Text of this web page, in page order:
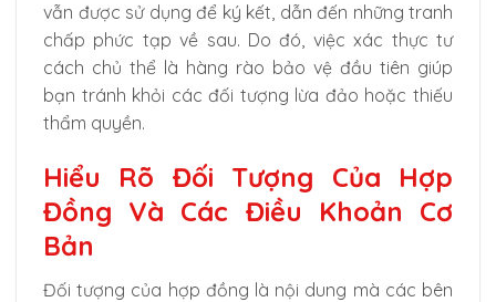
vẫn được sử dụng để ký kết, dẫn đến những tranh
chấp phức tạp về sau. Do đó, việc xác thực tư
cách chủ thể là hàng rào bảo vệ đầu tiên giúp
bạn tránh khỏi các đối tượng lừa đảo hoặc thiếu
thẩm quyền.
Hiểu Rõ Đối Tượng Của Hợp
Đồng Và Các Điều Khoản Cơ
Bản
Đối tượng của hợp đồng là nội dung mà các bên